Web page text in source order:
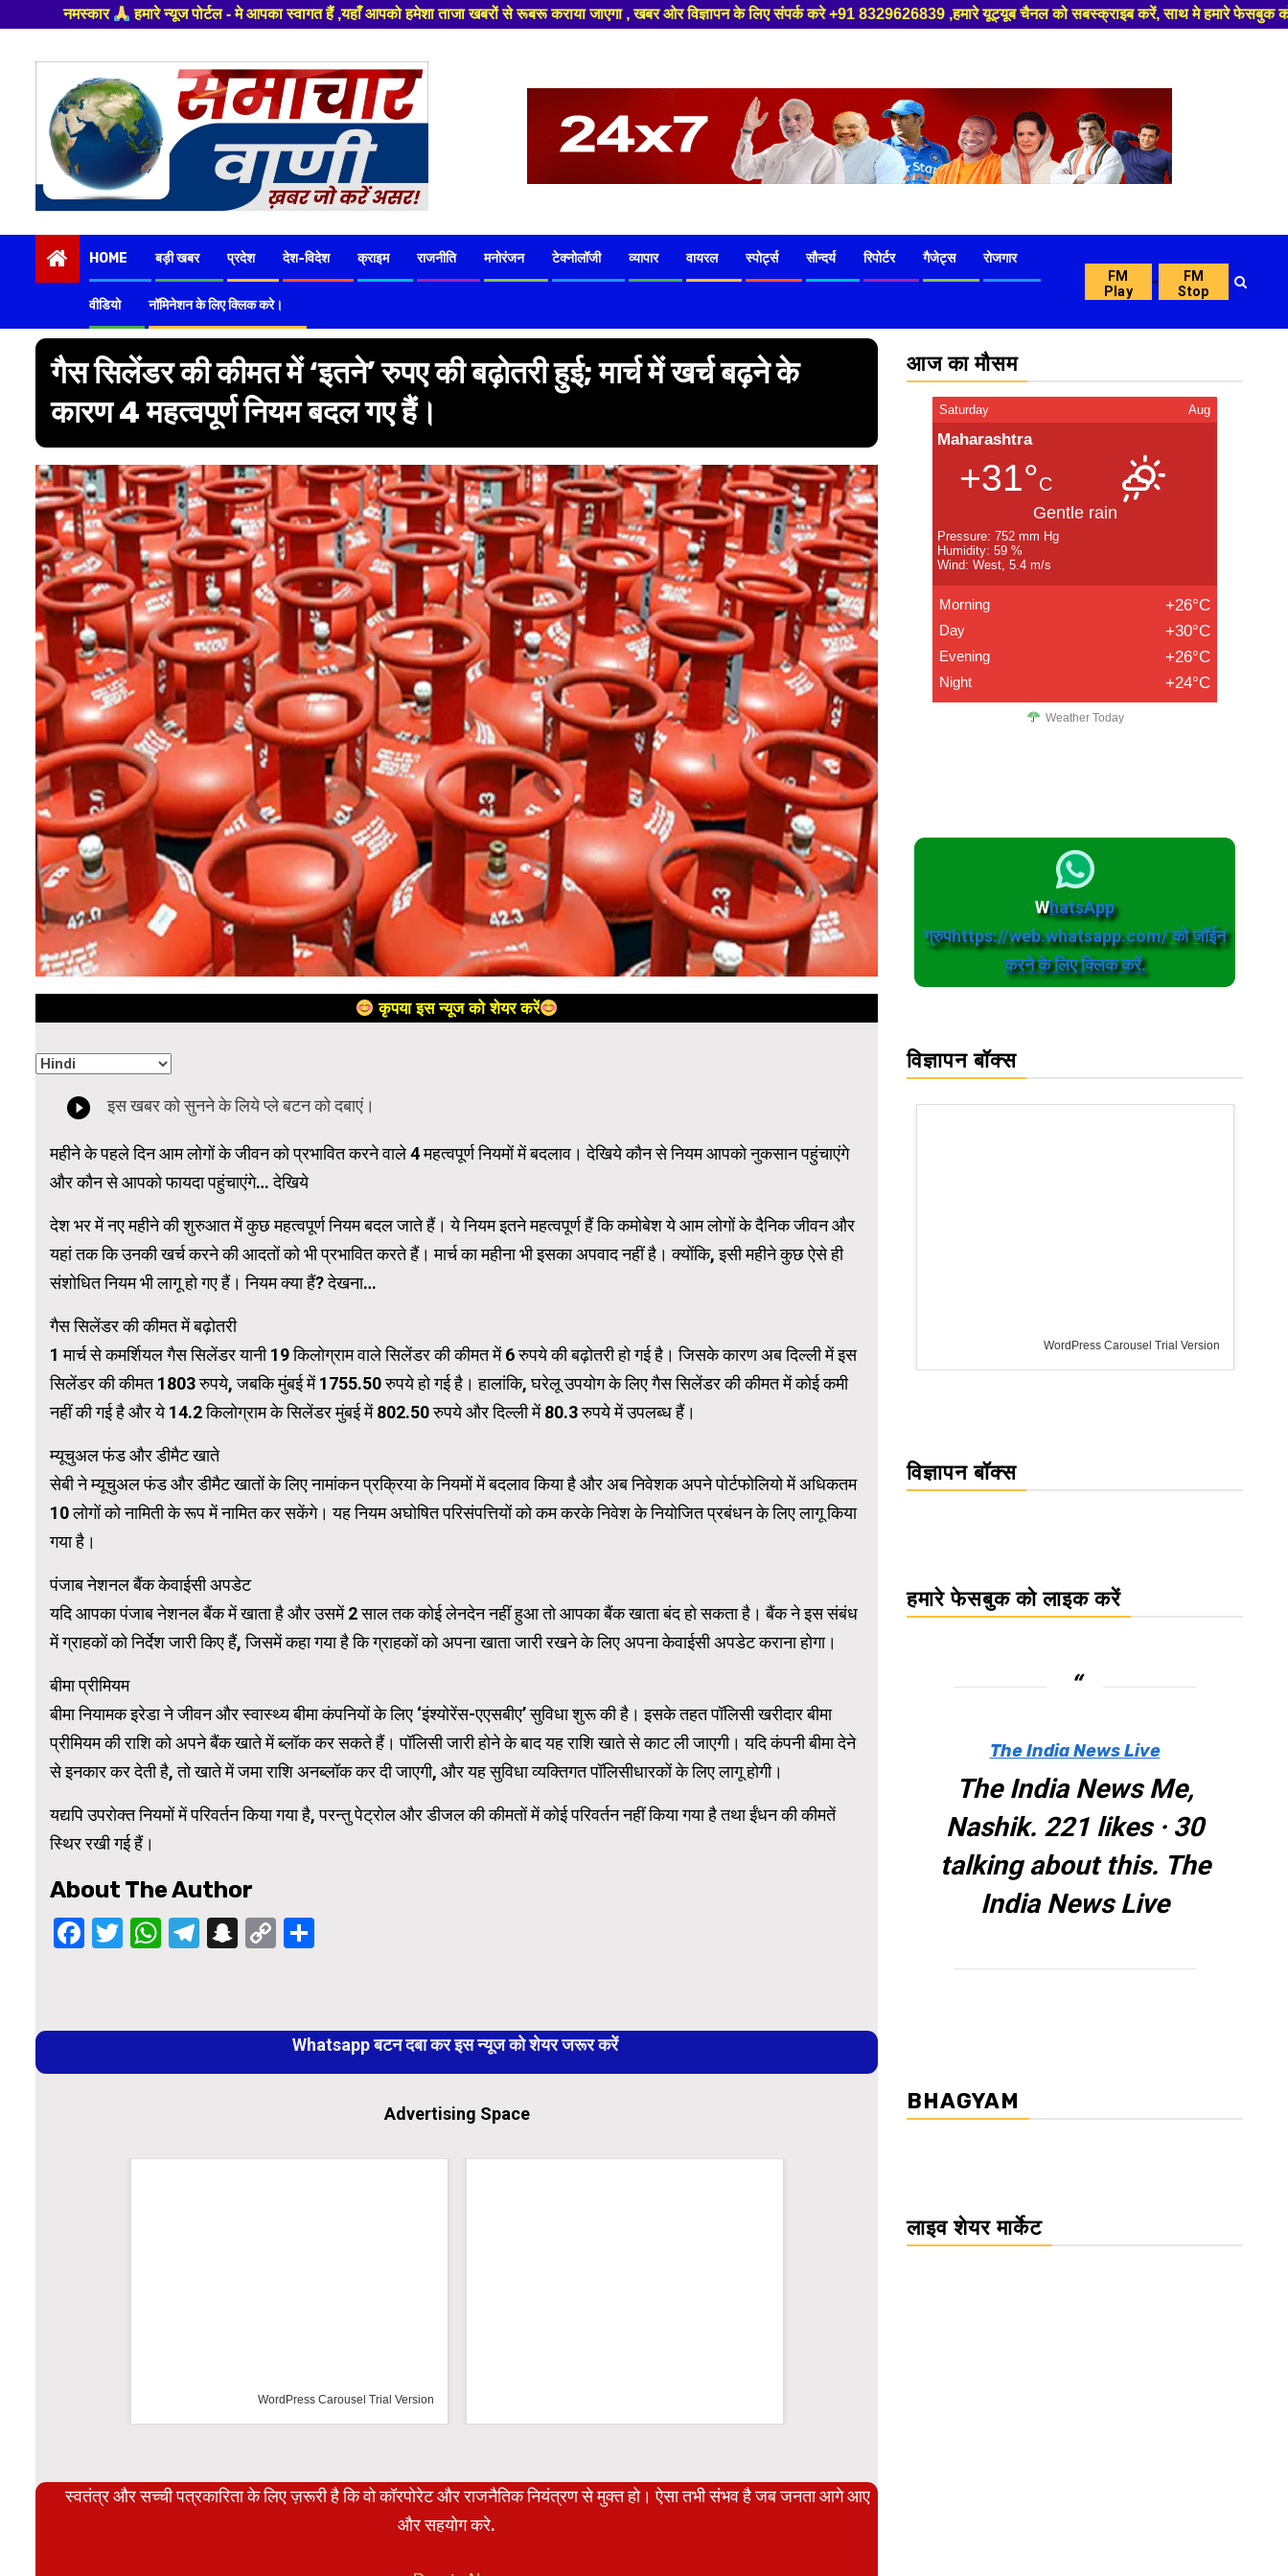
पोर्टल - मे आपका स्वागत हैं ,यहाँ आपको हमेशा ताजा खबरों से रूबरू कराया जाएगा , खबर ओर विज्ञापन के लिए संपर्क करे +91 8329626839 ,हमारे यूट्यूब चैनल को सबस्क्राइब करें, साथ मे हमारे फेसबुक को लाइक जरूर करें ,
content
HOME बड़ी खबर प्रदेश देश-विदेश क्राइम राजनीति मनोरंजन टेक्नोलॉजी व्यापार वायरल स्पोर्ट्स सौन्दर्य रिपोर्टर गैजेट्स रोजगार
वीडियो नॉमिनेशन के लिए क्लिक करे।
FM
Play
-
FM
Stop
गैस सिलेंडर की कीमत में ‘इतने’ रुपए की बढ़ोतरी हुई; मार्च में खर्च बढ़ने के
कारण 4 महत्वपूर्ण नियम बदल गए हैं।
कृपया इस न्यूज को शेयर करें
महीने के पहले दिन आम लोगों के जीवन को प्रभावित करने वाले 4 महत्वपूर्ण नियमों में बदलाव। देखिये कौन से नियम आपको नुकसान पहुंचाएंगे
और कौन से आपको फायदा पहुंचाएंगे… देखिये
देश भर में नए महीने की शुरुआत में कुछ महत्वपूर्ण नियम बदल जाते हैं। ये नियम इतने महत्वपूर्ण हैं कि कमोबेश ये आम लोगों के दैनिक जीवन और
यहां तक ​​कि उनकी खर्च करने की आदतों को भी प्रभावित करते हैं। मार्च का महीना भी इसका अपवाद नहीं है। क्योंकि, इसी महीने कुछ ऐसे ही
संशोधित नियम भी लागू हो गए हैं। नियम क्या हैं? देखना…
गैस सिलेंडर की कीमत में बढ़ोतरी
1 मार्च से कमर्शियल गैस सिलेंडर यानी 19 किलोग्राम वाले सिलेंडर की कीमत में 6 रुपये की बढ़ोतरी हो गई है। जिसके कारण अब दिल्ली में इस
सिलेंडर की कीमत 1803 रुपये, जबकि मुंबई में 1755.50 रुपये हो गई है। हालांकि, घरेलू उपयोग के लिए गैस सिलेंडर की कीमत में कोई कमी
नहीं की गई है और ये 14.2 किलोग्राम के सिलेंडर मुंबई में 802.50 रुपये और दिल्ली में 80.3 रुपये में उपलब्ध हैं।
म्यूचुअल फंड और डीमैट खाते
सेबी ने म्यूचुअल फंड और डीमैट खातों के लिए नामांकन प्रक्रिया के नियमों में बदलाव किया है और अब निवेशक अपने पोर्टफोलियो में अधिकतम
10 लोगों को नामिती के रूप में नामित कर सकेंगे। यह नियम अघोषित परिसंपत्तियों को कम करके निवेश के नियोजित प्रबंधन के लिए लागू किया
गया है।
पंजाब नेशनल बैंक केवाईसी अपडेट
यदि आपका पंजाब नेशनल बैंक में खाता है और उसमें 2 साल तक कोई लेनदेन नहीं हुआ तो आपका बैंक खाता बंद हो सकता है। बैंक ने इस संबंध
में ग्राहकों को निर्देश जारी किए हैं, जिसमें कहा गया है कि ग्राहकों को अपना खाता जारी रखने के लिए अपना केवाईसी अपडेट कराना होगा।
बीमा प्रीमियम
बीमा नियामक इरेडा ने जीवन और स्वास्थ्य बीमा कंपनियों के लिए ‘इंश्योरेंस-एएसबीए’ सुविधा शुरू की है। इसके तहत पॉलिसी खरीदार बीमा
प्रीमियम की राशि को अपने बैंक खाते में ब्लॉक कर सकते हैं। पॉलिसी जारी होने के बाद यह राशि खाते से काट ली जाएगी। यदि कंपनी बीमा देने
से इनकार कर देती है, तो खाते में जमा राशि अनब्लॉक कर दी जाएगी, और यह सुविधा व्यक्तिगत पॉलिसीधारकों के लिए लागू होगी।
यद्यपि उपरोक्त नियमों में परिवर्तन किया गया है, परन्तु पेट्रोल और डीजल की कीमतों में कोई परिवर्तन नहीं किया गया है तथा ईंधन की कीमतें
स्थिर रखी गई हैं।
About The Author
Facebook
Twitter
WhatsApp
Telegram
Snapchat
Copy
Reading
Whatsapp बटन दबा कर इस न्यूज को शेयर जरूर करें
Advertising Space
WordPress Carousel Trial Version
स्वतंत्र और सच्ची पत्रकारिता के लिए ज़रूरी है कि वो कॉरपोरेट और राजनैतिक नियंत्रण से मुक्त हो। ऐसा तभी संभव है जब जनता आगे आए
और सहयोग करे.
आज का मौसम
Saturday Aug
Maharashtra
+31°C
Gentle rain
Pressure: 752 mm Hg
Humidity: 59 %
Wind: West, 5.4 m/s
Morning +26°C
Day +30°C
Evening +26°C
Night +24°C
Weather Today
WhatsApp
ग्रुपhttps://web.whatsapp.com/ को जॉईन
करने के लिए क्लिक करें.
विज्ञापन बॉक्स
WordPress Carousel Trial Version WordPress Carousel Trial Version
विज्ञापन बॉक्स
हमारे फेसबुक को लाइक करें
The India News Live
The India News Me,
Nashik. 221 likes · 30
talking about this. The
India News Live
BHAGYAM
लाइव शेयर मार्केट